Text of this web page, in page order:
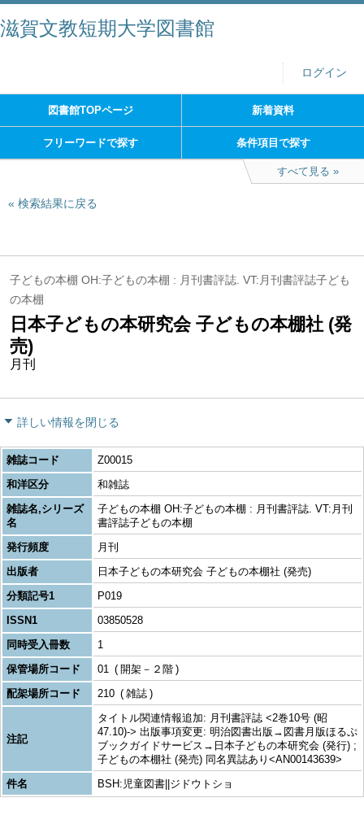
滋賀文教短期大学図書館
ログイン
図書館TOPページ 新着資料
フリーワードで探す 条件項目で探す
すべて見る
検索結果に戻る
子どもの本棚 OH:子どもの本棚 : 月刊書評誌. VT:月刊書評誌子ども
の本棚
日本子どもの本研究会 子どもの本棚社 (発
売)
月刊
詳しい情報を閉じる
雑誌コード
Z00015
和洋区分
和雑誌
雑誌名,シリーズ
名
子どもの本棚 OH:子どもの本棚 : 月刊書評誌. VT:月刊
書評誌子どもの本棚
発行頻度
月刊
出版者
日本子どもの本研究会 子どもの本棚社 (発売)
分類記号1
P019
ISSN1
03850528
同時受入冊数
1
保管場所コード
01
開架－２階
配架場所コード
210 雑誌
注記
タイトル関連情報追加: 月刊書評誌 <2巻10号 (昭
47.10)-> 出版事項変更: 明治図書出版→図書月版ほるぷ
ブックガイドサービス→日本子どもの本研究会 (発行) ;
子どもの本棚社 (発売) 同名異誌あり<AN00143639>
件名
BSH:児童図書||ジドウトショ